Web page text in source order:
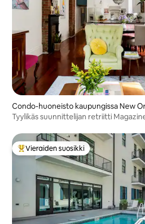
Condo-huoneisto kaupungissa New
Tyylikäs suunnittelijan retriitti
Vieraiden suosikkien parhaimmistoa
Vieraiden suosikki